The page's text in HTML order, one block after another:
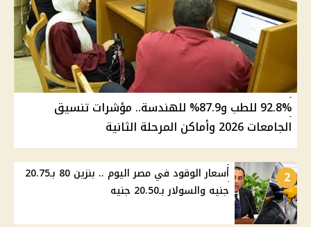
92.8% للطب و87.9% للهندسة.. مؤشرات تنسيق
الجامعات 2026 وأماكن المرحلة الثانية
2
أسعار الوقود في مصر اليوم .. بنزين 80 بـ20.75
جنيه والسولار بـ20.50 جنيه